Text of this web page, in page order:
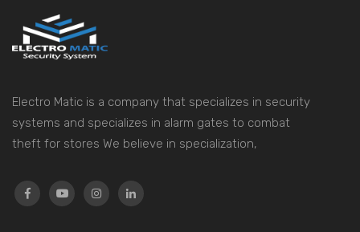
Electro Matic is a company that specializes in security
systems and specializes in alarm gates to combat
theft for stores We believe in specialization,